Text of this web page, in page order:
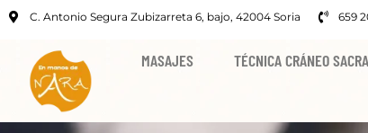
C. Antonio Segura Zubizarreta 6, bajo, 42004 Soria 659
MASAJES TÉCNICA CRÁNEO